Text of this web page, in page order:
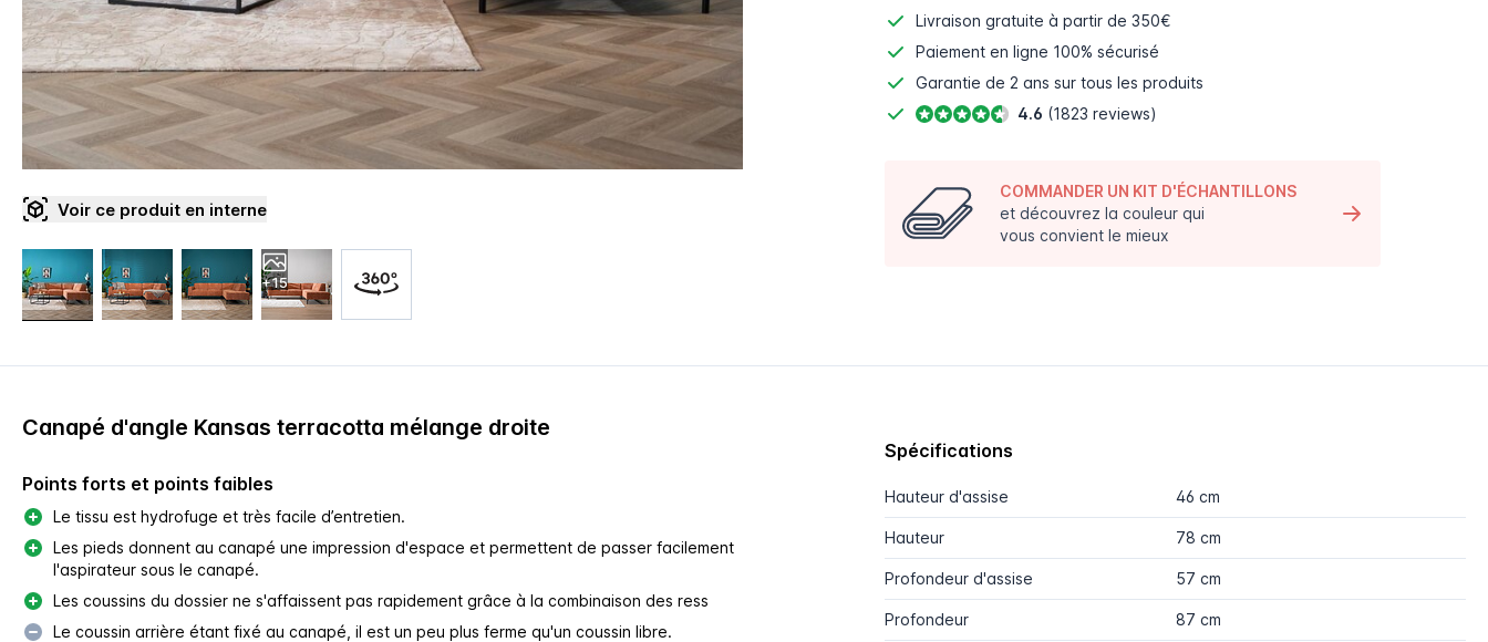
Voir ce produit en interne
+15
Livraison gratuite à partir de 350€
Paiement en ligne 100% sécurisé
Garantie de 2 ans sur tous les produits
4.6 (1823 reviews)
COMMANDER UN KIT D'ÉCHANTILLONS
et découvrez la couleur qui
vous convient le mieux
Canapé d'angle Kansas terracotta mélange droite
Points forts et points faibles
Le tissu est hydrofuge et très facile d’entretien.
Les pieds donnent au canapé une impression d'espace et permettent de passer facilement
l'aspirateur sous le canapé.
Les coussins du dossier ne s'affaissent pas rapidement grâce à la combinaison des ress
Le coussin arrière étant fixé au canapé, il est un peu plus ferme qu'un coussin libre.
Spécifications
Hauteur d'assise 46 cm
Hauteur 78 cm
Profondeur d'assise 57 cm
Profondeur 87 cm